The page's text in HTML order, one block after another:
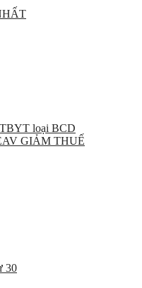
TBYT loại BCD
GIẢM THUẾ
30